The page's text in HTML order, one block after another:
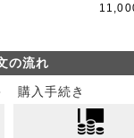
の流れ
購入手続き